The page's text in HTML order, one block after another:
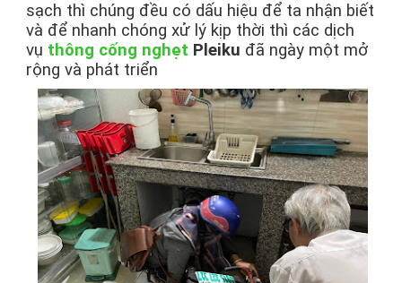
sạch thì chúng đều có dấu hiệu để ta nhận biết
và để nhanh chóng xử lý kịp thời thì các dịch
vụ thông cống nghẹt Pleiku đã ngày một mở
rộng và phát triển